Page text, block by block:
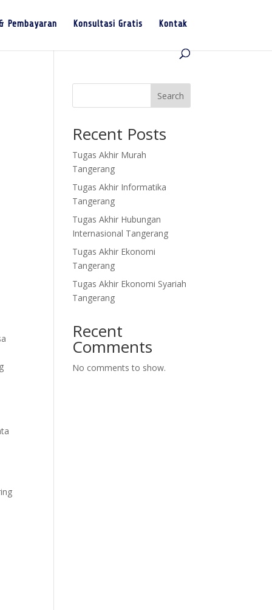
Pembayaran Konsultasi Gratis Kontak
Search
Recent Posts
Tugas Akhir Murah
Tangerang
Tugas Akhir Informatika
Tangerang
Tugas Akhir Hubungan
Internasional Tangerang
Tugas Akhir Ekonomi
Tangerang
Tugas Akhir Ekonomi Syariah
Tangerang
Recent
Comments
No comments to show.